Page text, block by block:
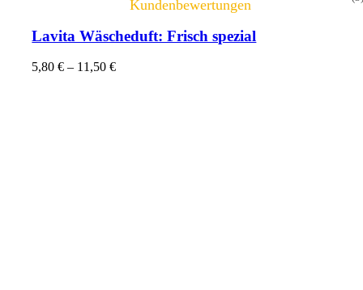
Kundenbewertungen
Lavita Wäscheduft: Frisch spezial
5,80€ – 11,50€